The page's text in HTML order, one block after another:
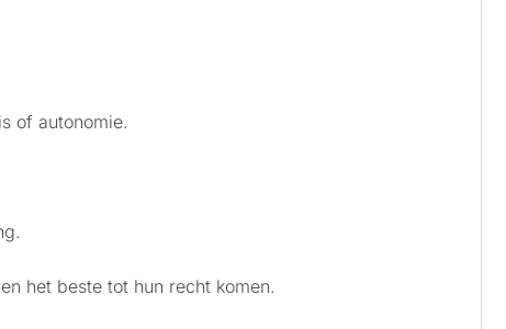
of autonomie.
het beste tot hun recht komen.